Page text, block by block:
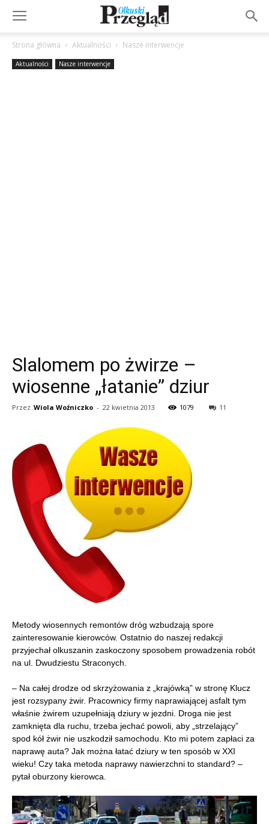
Strona główna Aktualności Nasze interwencje
Aktualności Nasze interwencje
Slalomem po żwirze –
wiosenne „łatanie” dziur
Przez Wiola Woźniczko - 22 kwietnia 2013 1079 11
Metody wiosennych remontów dróg wzbudzają spore
zainteresowanie kierowców. Ostatnio do naszej redakcji
przyjechał olkuszanin zaskoczony sposobem prowadzenia robót
na ul. Dwudziestu Straconych.
– Na całej drodze od skrzyżowania z „krajówką” w stronę Klucz
jest rozsypany żwir. Pracownicy firmy naprawiającej asfalt tym
właśnie żwirem uzupełniają dziury w jezdni. Droga nie jest
zamknięta dla ruchu, trzeba jechać powoli, aby „strzelający”
spod kół żwir nie uszkodził samochodu. Kto mi potem zapłaci za
naprawę auta? Jak można łatać dziury w ten sposób w XXI
wieku! Czy taka metoda naprawy nawierzchni to standard? –
pytał oburzony kierowca.